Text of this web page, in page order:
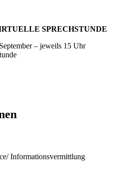
SPRECHSTUNDE
– jeweils 15 Uhr
Infor­mations­vermittlung